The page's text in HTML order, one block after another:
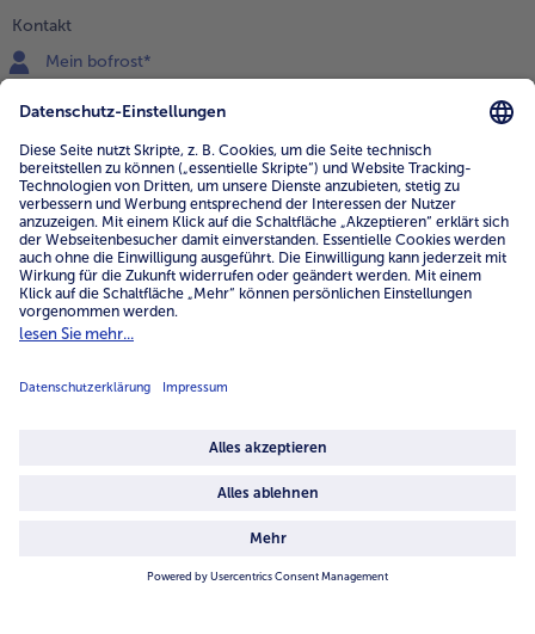
Kontakt
Mein bofrost*
0800 - 000 19 18
Mo.-Fr.: 7-21 Uhr Sa: 8-16 Uhr
Service
Unternehmen
Über uns